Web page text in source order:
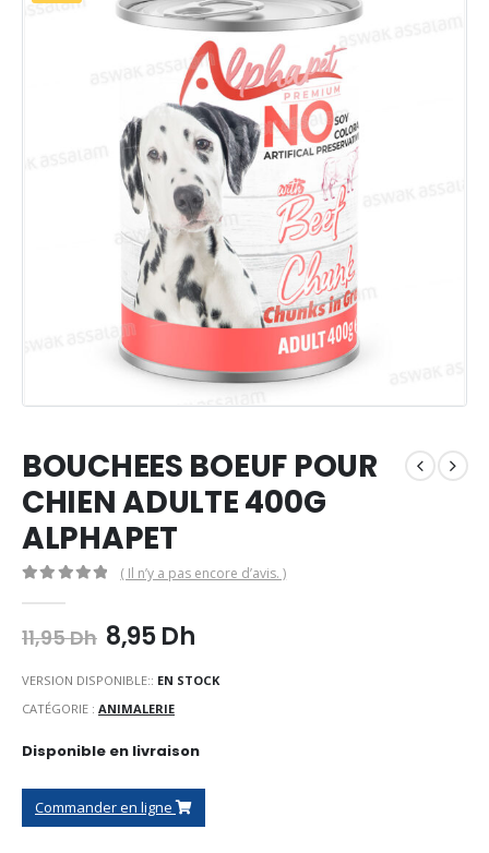
BOUCHEES BOEUF POUR
CHIEN ADULTE 400G
ALPHAPET
( Il n’y a pas encore d’avis. )
11,95Dh Le
prix
initial
était :
8,95DhLe
actuel
VERSION DISPONIBLE:: EN STOCK
CATÉGORIE : ANIMALERIE
Disponible en livraison
Commander en ligne